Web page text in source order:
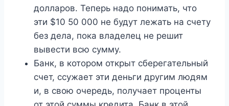
долларов. Теперь надо понимать, что
эти $10 50 000 не будут лежать на счету
без дела, пока владелец не решит
вывести всю сумму.
Банк, в котором открыт сберегательный
счет, ссужает эти деньги другим людям
и, в свою очередь, получает проценты